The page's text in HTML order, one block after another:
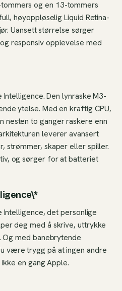
og en 13-tommers
høyoppløselig Liquid Retina-
Uansett størrelse sørger
responsiv opplevelse med
Den lynraske M3-
ytelse. Med en kraftig CPU,
nesten to ganger raskere enn
leverer avansert
strømmer, skaper eller spiller.
og sørger for at batteriet
det personlige
deg med å skrive, uttrykke
med banebrytende
være trygg på at ingen andre
en gang Apple.